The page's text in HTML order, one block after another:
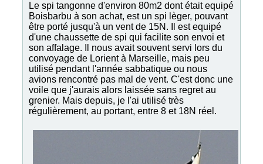
Le spi tangonne d'environ 80m2 dont était equipé
Boisbarbu à son achat, est un spi lèger, pouvant
être porté jusqu'à un vent de 15N. Il est equipé
d'une chaussette de spi qui facilite son envoi et
son affalage. Il nous avait souvent servi lors du
convoyage de Lorient à Marseille, mais peu
utilisé pendant l'année sabbatique ou nous
avions rencontré pas mal de vent. C'est donc une
voile que j'aurais alors laissée sans regret au
grenier. Mais depuis, je l'ai utilisé très
régulièrement, au portant, entre 8 et 18N réel.